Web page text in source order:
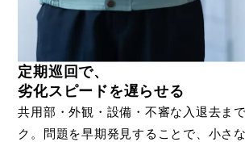
定期巡回で、
劣化スピードを遅らせる
共用部・外観・設備・不審な入退去ま
ク。問題を早期発見することで、小さ